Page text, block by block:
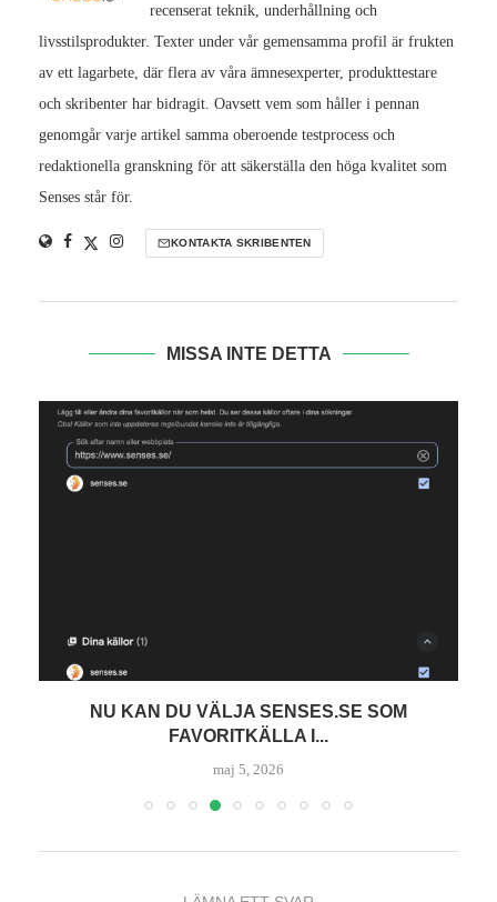
recenserat teknik, underhållning och
livsstilsprodukter. Texter under vår gemensamma profil är frukten
av ett lagarbete, där flera av våra ämnesexperter, produkttestare
och skribenter har bidragit. Oavsett vem som håller i pennan
genomgår varje artikel samma oberoende testprocess och
redaktionella granskning för att säkerställa den höga kvalitet som
Senses står för.
KONTAKTA SKRIBENTEN
MISSA INTE DETTA
NU KAN DU VÄLJA SENSES.SE SOM
FAVORITKÄLLA I...
maj 5, 2026